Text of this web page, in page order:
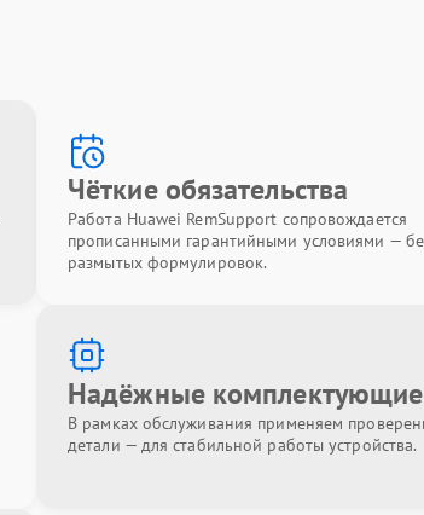
Чёткие обязательства
Работа Huawei RemSupport сопровождается
прописанными гарантийными условиями —
размытых формулировок.
Надёжные комплектующие
В рамках обслуживания применяем
детали — для стабильной работы устройства.